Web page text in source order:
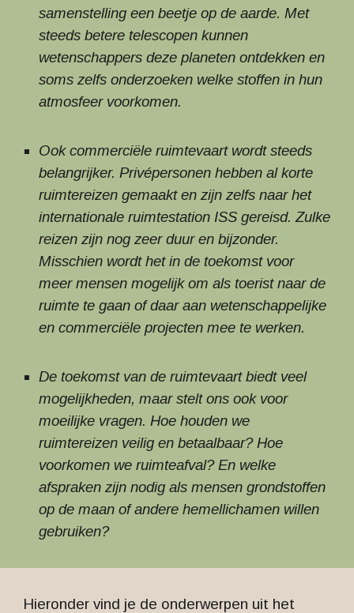
samenstelling een beetje op de aarde. Met
steeds betere telescopen kunnen
wetenschappers deze planeten ontdekken en
soms zelfs onderzoeken welke stoffen in hun
atmosfeer voorkomen.
Ook commerciële ruimtevaart wordt steeds
belangrijker. Privépersonen hebben al korte
ruimtereizen gemaakt en zijn zelfs naar het
internationale ruimtestation ISS gereisd. Zulke
reizen zijn nog zeer duur en bijzonder.
Misschien wordt het in de toekomst voor
meer mensen mogelijk om als toerist naar de
ruimte te gaan of daar aan wetenschappelijke
en commerciële projecten mee te werken.
De toekomst van de ruimtevaart biedt veel
mogelijkheden, maar stelt ons ook voor
moeilijke vragen. Hoe houden we
ruimtereizen veilig en betaalbaar? Hoe
voorkomen we ruimteafval? En welke
afspraken zijn nodig als mensen grondstoffen
op de maan of andere hemellichamen willen
gebruiken?
Hieronder vind je de onderwerpen uit het